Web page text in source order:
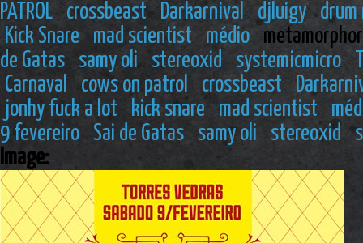
PATROL
crossbeast Darkarnival djluigy
drum
Kick Snare
mad scientist médio
de Gatas
samy oli stereoxid systemicmicro
Carnaval
cows on patrol crossbeast
jonhy fuck a lot
kick snare mad scientist
9 fevereiro
Sai de Gatas samy oli stereoxid
Image: